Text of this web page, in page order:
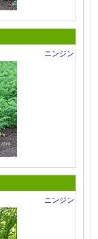
ニンジン
ニンジン